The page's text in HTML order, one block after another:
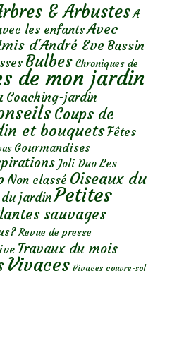
& Arbustes A
les enfantsAvec
d'André Eve Bassin
Bulbes Chroniques de
de mon jardin
Coaching-jardin
Coups de
et bouquetsFêtes
Gourmandises
Joli Duo Les
Non classé Oiseaux du
jardinPetites
sauvages
Revue de presse
Travaux du mois
Vivaces Vivaces couvre-sol